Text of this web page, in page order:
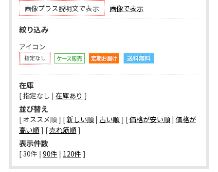
画像プラス説明文で表示 画像で表示
絞り込み
アイコン
在庫
[ 指定なし | 在庫あり ]
並び替え
[ オススメ順 ] [新しい順| 古い順] [価格が安い順| 価格が
高い順] [売れ筋順]
表示件数
[ 30件 | 90件 | 120件 ]